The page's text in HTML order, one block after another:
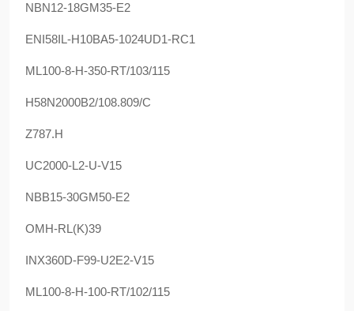
NBN12-18GM35-E2
ENI58IL-H10BA5-1024UD1-RC1
ML100-8-H-350-RT/103/115
H58N2000B2/108.809/C
Z787.H
UC2000-L2-U-V15
NBB15-30GM50-E2
OMH-RL(K)39
INX360D-F99-U2E2-V15
ML100-8-H-100-RT/102/115